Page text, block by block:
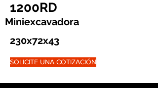
1200RD
Miniexcavadora
230x72x43
SOLICITE UNA COTIZACIÓN